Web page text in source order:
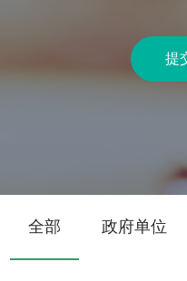
提
全部 政府单位